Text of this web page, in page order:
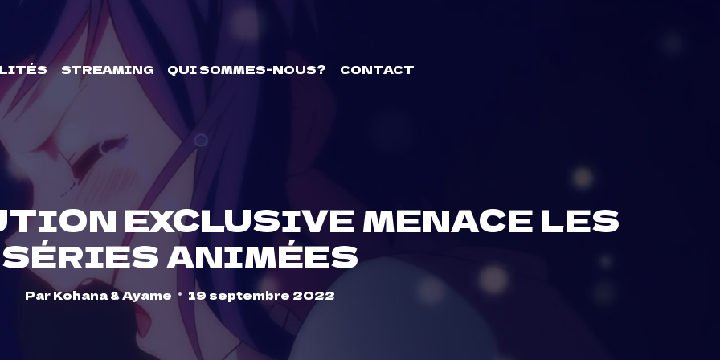
STREAMING QUI SOMMES-NOUS? CONTACT
EXCLUSIVE MENACE LES
SÉRIES ANIMÉES
ParKohana & Ayame 19 septembre 2022